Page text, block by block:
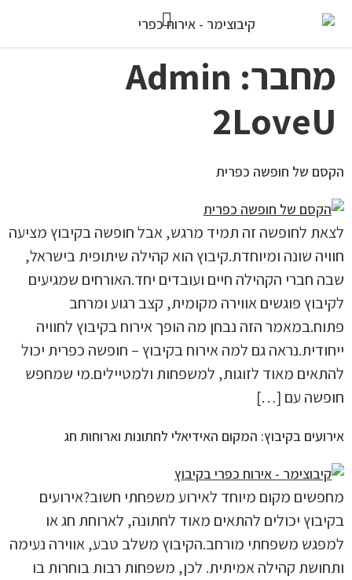
מחבר: Admin
2LoveU
הקסם של חופשה כפרית
לצאת לחופשה זה תמיד מרגש, אבל חופשה בקיבוץ מציעה
חוויה שונה ומיוחדת.קיבוץ הוא קהילה שיתופית בישראל,
שבה חברי הקהילה חיים ועובדים יחד.האורחים שמגיעים
לקיבוץ פוגשים אווירה מקומית, קצב רגוע ומרחב
פתוח.במאמר הזה נבחן מה הופך אירוח בקיבוץ לחוויה
ייחודית.נראה גם למה אירוח בקיבוץ – חופשה כפרית יכול
להתאים מאוד לזוגות, למשפחות ולמטיילים.מי שמחפש
חופשה עם […]
אירועים בקיבוץ: המקום האידיאלי לחתונות וארוחות חג
מחפשים מקום מיוחד לאירוע משפחתי חשוב?אירועים
בקיבוץ יכולים להתאים מאוד לחתונה, לארוחת חג או
למפגש משפחתי מורחב.הקיבוץ משלב טבע, אווירה נעימה
ותחושת קהילה אמיתית. לכן, משפחות רבות בוחרות בו